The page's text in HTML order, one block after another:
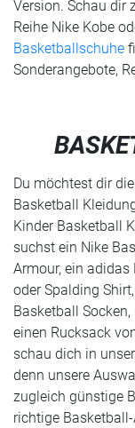
Version. Schau dir
Reihe Nike Kobe
Basketballschuhe
Sonderangebote,
Du möchtest dir
Basketball
Kinder Basketball
suchst ein Nike
Armour, ein adidas
oder Spalding
Basketball
einen Rucksack
schau dich in
denn unsere
zugleich günstige
richtige